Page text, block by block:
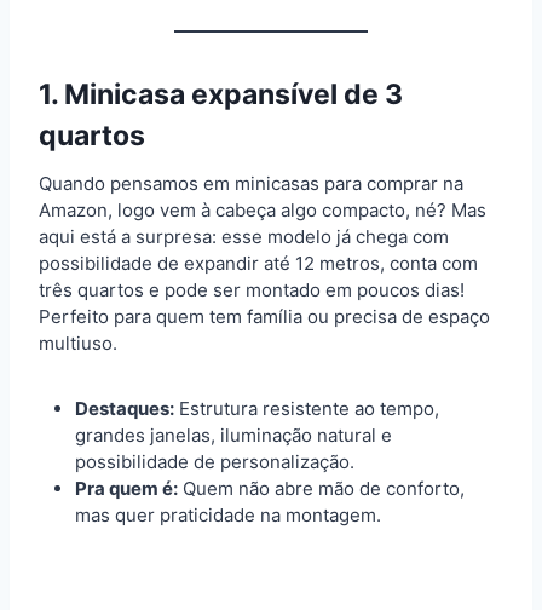
1. Minicasa expansível de 3
quartos
Quando pensamos em minicasas para comprar na
Amazon, logo vem à cabeça algo compacto, né? Mas
aqui está a surpresa: esse modelo já chega com
possibilidade de expandir até 12 metros, conta com
três quartos e pode ser montado em poucos dias!
Perfeito para quem tem família ou precisa de espaço
multiuso.
Destaques: Estrutura resistente ao tempo,
grandes janelas, iluminação natural e
possibilidade de personalização.
Pra quem é: Quem não abre mão de conforto,
mas quer praticidade na montagem.